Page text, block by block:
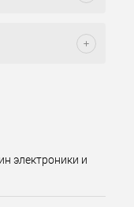
электроники и